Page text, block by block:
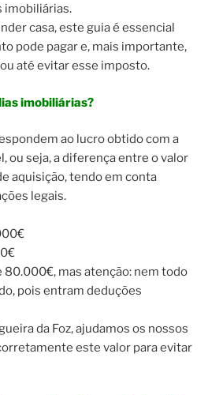
imobiliárias.
casa, este guia é essencial
pode pagar e, mais importante,
até evitar esse imposto.
imobiliárias?
ao lucro obtido com a
ou seja, a diferença entre o valor
aquisição, tendo em conta
legais.
80.000€, mas atenção: nem todo
pois entram deduções
da Foz, ajudamos os nossos
este valor para evitar